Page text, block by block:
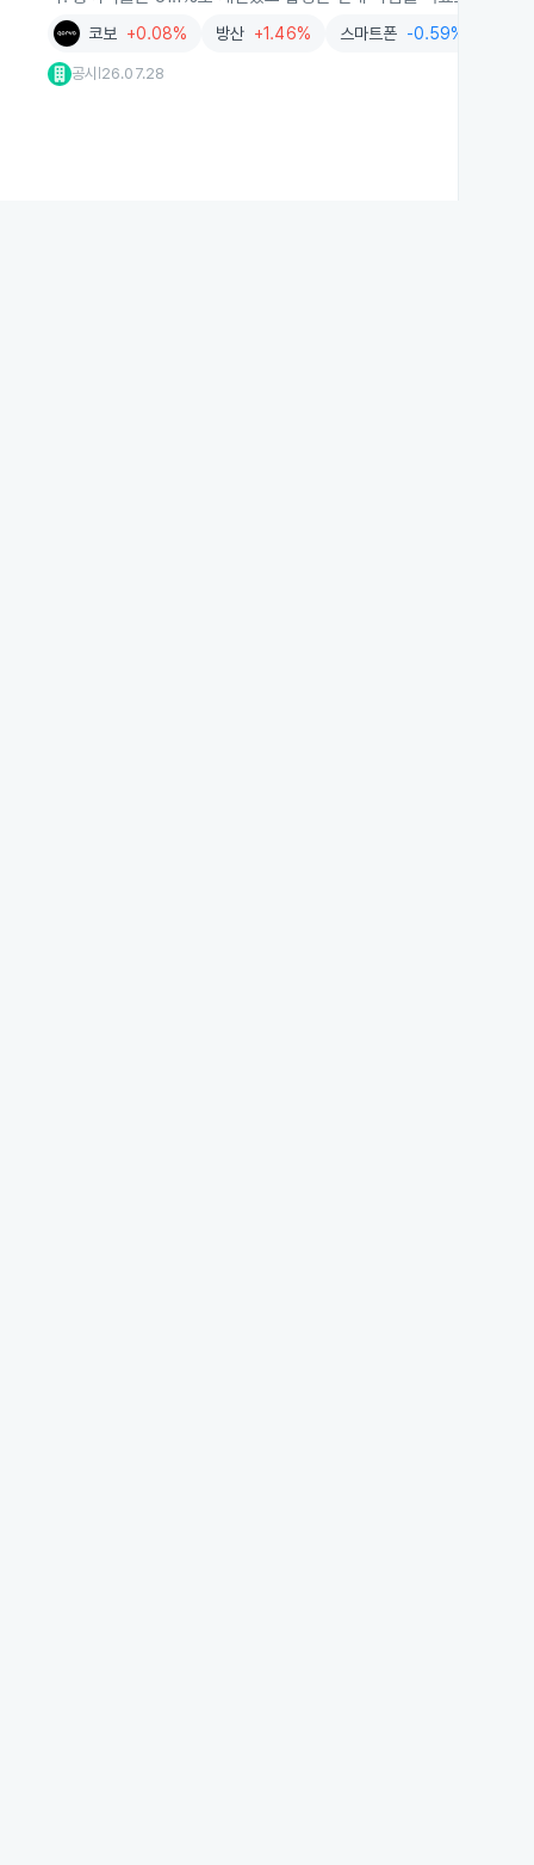
코보 +0.08% 방산 +1.46% 스마트폰 -0.59%
공시 26.07.28